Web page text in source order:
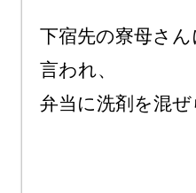
下宿先の寮母さ
言われ、
弁当に洗剤を混ぜ